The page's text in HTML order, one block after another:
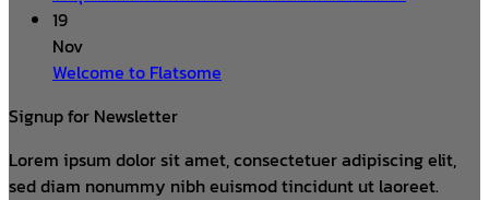
19
Nov
Welcome to Flatsome
Signup for Newsletter
Lorem ipsum dolor sit amet, consectetuer adipiscing elit,
sed diam nonummy nibh euismod tincidunt ut laoreet.